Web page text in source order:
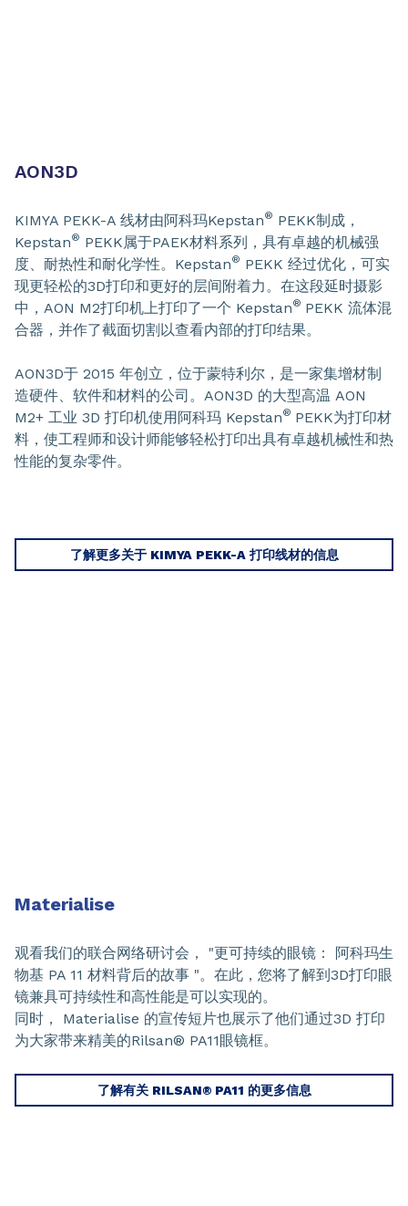
AON3D
KIMYA PEKK-A 线材由阿科玛Kepstan® PEKK制成，
Kepstan® PEKK属于PAEK材料系列，具有卓越的机械强
度、耐热性和耐化学性。Kepstan® PEKK 经过优化，可实
现更轻松的3D打印和更好的层间附着力。在这段延时摄影
中，AON M2打印机上打印了一个 Kepstan® PEKK 流体混
合器，并作了截面切割以查看内部的打印结果。
AON3D于 2015 年创立，位于蒙特利尔，是一家集增材制
造硬件、软件和材料的公司。AON3D 的大型高温 AON
M2+ 工业 3D 打印机使用阿科玛 Kepstan® PEKK为打印材
料，使工程师和设计师能够轻松打印出具有卓越机械性和热
性能的复杂零件。
了解更多关于 KIMYA PEKK-A 打印线材的信息
Materialise
观看我们的联合网络研讨会， "更可持续的眼镜： 阿科玛生
物基 PA 11 材料背后的故事 "。在此，您将了解到3D打印眼
镜兼具可持续性和高性能是可以实现的。
同时， Materialise 的宣传短片也展示了他们通过3D 打印
为大家带来精美的Rilsan® PA11眼镜框。
了解有关 RILSAN® PA11 的更多信息